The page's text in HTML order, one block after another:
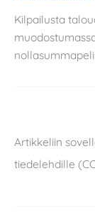
Kilpailusta
Artikkeliin
tiedelehdille